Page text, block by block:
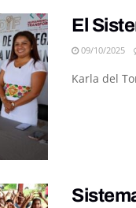
El
09/10/2025
Karla del